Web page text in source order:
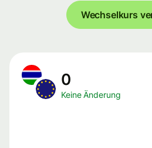
Wechselkurs
0
Keine Änderung